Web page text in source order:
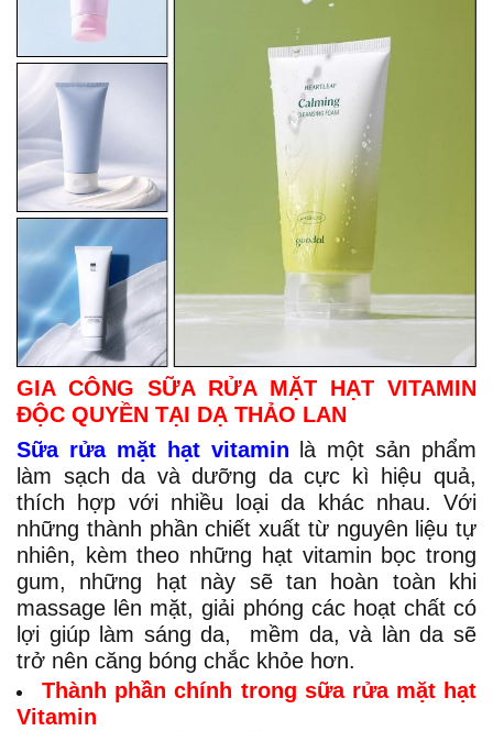
GIA CÔNG SỮA RỬA MẶT HẠT VITAMIN
ĐỘC QUYỀN TẠI DẠ THẢO LAN
Sữa rửa mặt hạt vitamin
là một sản phẩm
làm sạch da và dưỡng da cực kì hiệu quả,
thích hợp với nhiều loại da khác nhau. Với
những thành phần chiết xuất từ nguyên liệu tự
nhiên, kèm theo những hạt vitamin bọc trong
gum, những hạt này sẽ tan hoàn toàn khi
massage lên mặt, giải phóng các hoạt chất có
lợi giúp làm sáng da, mềm da, và làn da sẽ
trở nên căng bóng chắc khỏe hơn.
Thành phần chính trong sữa rửa mặt hạt
Vitamin